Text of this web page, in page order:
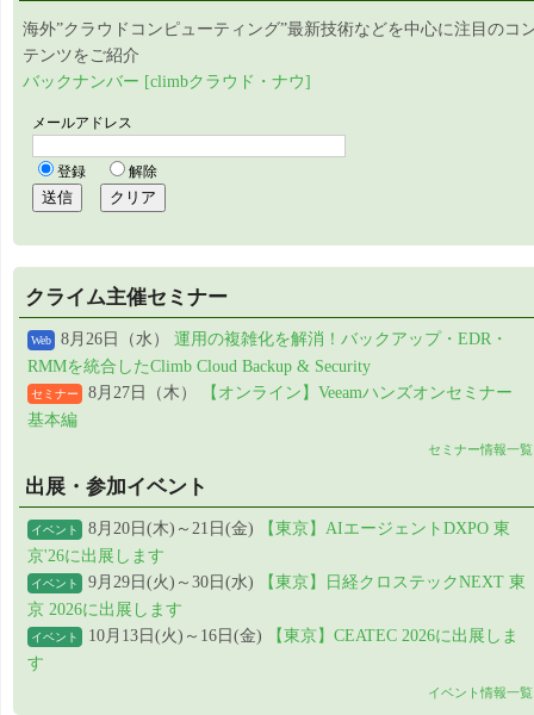
海外”クラウドコンピューティング”最新技術などを中心に注目のコ
テンツをご紹介
バックナンバー [climbクラウド・ナウ]
クライム主催セミナー
Web 8月26日（水） 運用の複雑化を解消！バックアップ・EDR・
RMMを統合したClimb Cloud Backup & Security
セミナー 8月27日（木）
【オンライン】Veeamハンズオンセミナー
基本編
セミナー情報一覧
出展・参加イベント
イベント 8月20日(木)～21日(金)
【東京】AIエージェントDXPO 東
京'26に出展します
イベント 9月29日(火)～30日(水)
【東京】日経クロステックNEXT 東
京 2026に出展します
イベント 10月13日(火)～16日(金)
【東京】CEATEC 2026に出展しま
す
イベント情報一覧